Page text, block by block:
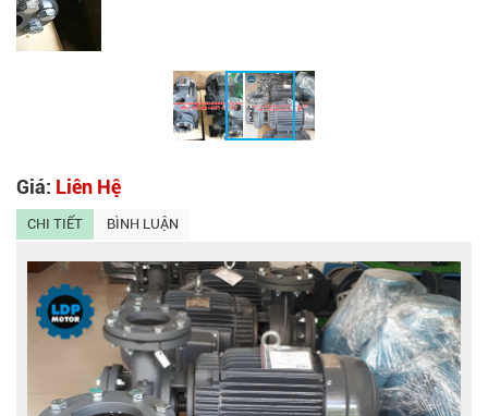
Giá: Liên Hệ
CHI TIẾT BÌNH LUẬN